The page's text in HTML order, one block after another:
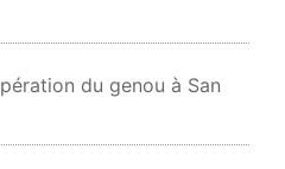
du genou à San